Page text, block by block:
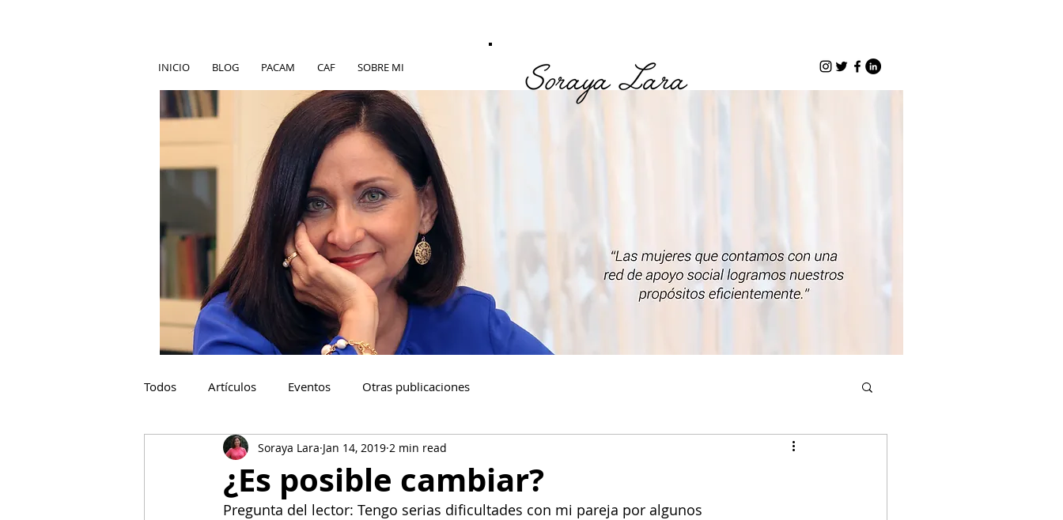
INICIO BLOG PACAM CAF SOBRE MI
Todos Artículos Eventos Otras publicaciones
¿Es posible cambiar?
Soraya Lara Jan 14, 2019 2 min read
Pregunta del lector: Tengo serias dificultades con mi pareja por algunos